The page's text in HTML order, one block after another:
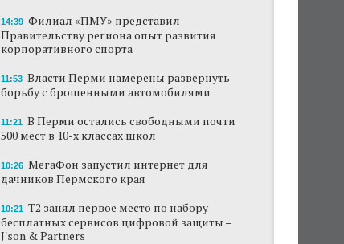
14:39 Филиал «ПМУ» представил
Правительству региона опыт развития
корпоративного спорта
11:53 Власти Перми намерены развернуть
борьбу с брошенными автомобилями
11:21 В Перми остались свободными почти
500 мест в 10-х классах школ
10:26 МегаФон запустил интернет для
дачников Пермского края
10:21 Т2 занял первое место по набору
бесплатных сервисов цифровой защиты –
J'son & Partners